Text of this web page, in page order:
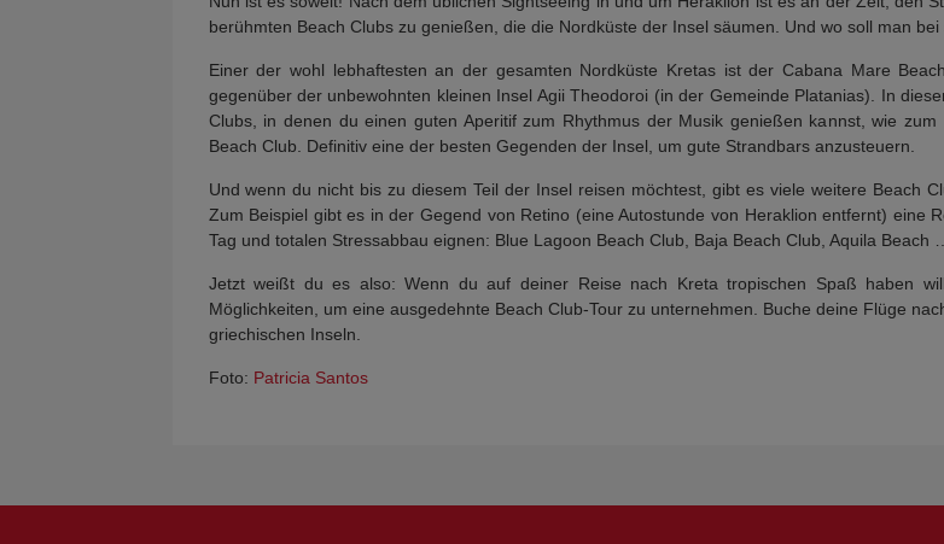
berühmten Beach Clubs zu genießen, die die Nordküste der Insel säumen. Und wo soll man
Einer der wohl lebhaftesten an der gesamten Nordküste Kretas ist der Cabana Mare
gegenüber der unbewohnten kleinen Insel Agii Theodoroi (in der Gemeinde Platanias). In
Clubs, in denen du einen guten Aperitif zum Rhythmus der Musik genießen kannst, wie
Beach Club. Definitiv eine der besten Gegenden der Insel, um gute Strandbars anzusteuern.
Und wenn du nicht bis zu diesem Teil der Insel reisen möchtest, gibt es viele weitere Beach
Zum Beispiel gibt es in der Gegend von Retino (eine Autostunde von Heraklion entfernt) eine
Tag und totalen Stressabbau eignen: Blue Lagoon Beach Club, Baja Beach Club, Aquila
Jetzt weißt du es also: Wenn du auf deiner Reise nach Kreta tropischen Spaß haben
Möglichkeiten, um eine ausgedehnte Beach Club-Tour zu unternehmen. Buche deine Flüge
griechischen Inseln.
Foto: Patricia Santos